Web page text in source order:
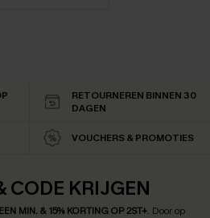
RETOURNEREN BINNEN 30
DAGEN
VOUCHERS & PROMOTIES
CODE KRIJGEN
MIN. & 15% KORTING OP 2ST+. Door op